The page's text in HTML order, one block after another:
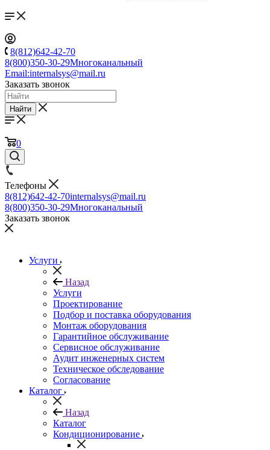
8(812)642-42-70
8(800)350-30-29Многоканальный
Email:internalsys@mail.ru
Заказать звонок
Найти
0
Телефоны
8(812)642-42-70internalsys@mail.ru
8(800)350-30-29Многоканальный
Заказать звонок
Услуги
Назад
Услуги
Проектирование
Подбор и поставка оборудования
Монтаж оборудования
Гарантийное обслуживание
Сервисное обслуживание
Аудит инженерных систем
Техническое обследование
Согласование
Каталог
Назад
Каталог
Кондиционирование